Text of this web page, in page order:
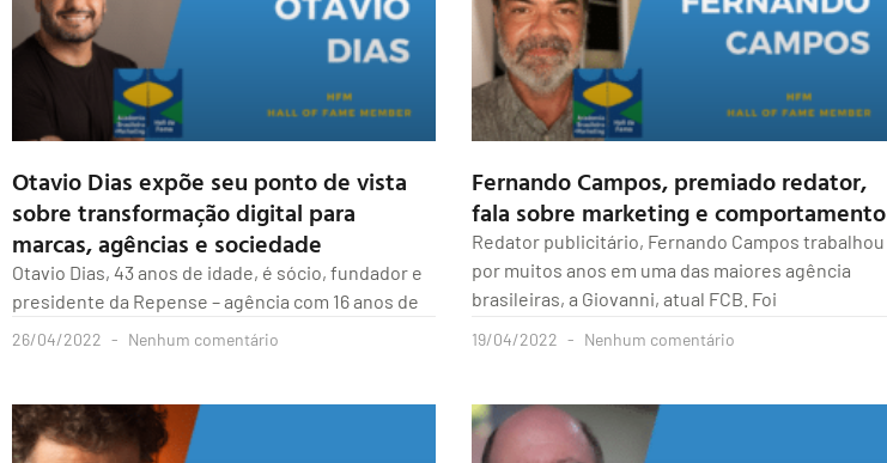
Otavio Dias expõe seu ponto de vista
sobre transformação digital para
marcas, agências e sociedade
Otavio Dias, 43 anos de idade, é sócio, fundador e
presidente da Repense – agência com 16 anos de
26/04/2022 Nenhum comentário
Fernando Campos, premiado redator,
fala sobre marketing e comportamento
Redator publicitário, Fernando Campos trabalhou
por muitos anos em uma das maiores agência
brasileiras, a Giovanni, atual FCB. Foi
19/04/2022 Nenhum comentário